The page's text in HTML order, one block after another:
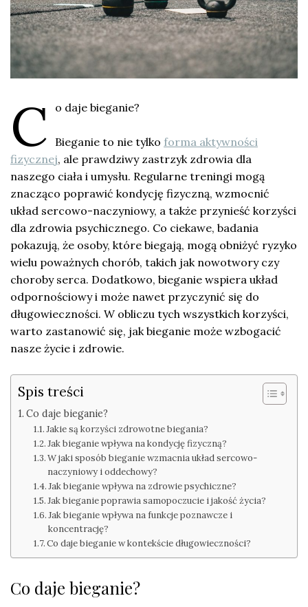
C o daje bieganie?
Bieganie to nie tylko forma aktywności
fizycznej, ale prawdziwy zastrzyk zdrowia dla
naszego ciała i umysłu. Regularne treningi mogą
znacząco poprawić kondycję fizyczną, wzmocnić
układ sercowo-naczyniowy, a także przynieść korzyści
dla zdrowia psychicznego. Co ciekawe, badania
pokazują, że osoby, które biegają, mogą obniżyć ryzyko
wielu poważnych chorób, takich jak nowotwory czy
choroby serca. Dodatkowo, bieganie wspiera układ
odpornościowy i może nawet przyczynić się do
długowieczności. W obliczu tych wszystkich korzyści,
warto zastanowić się, jak bieganie może wzbogacić
nasze życie i zdrowie.
Spis treści
Co daje bieganie?
Jakie są korzyści zdrowotne biegania?
Jak bieganie wpływa na kondycję fizyczną?
W jaki sposób bieganie wzmacnia układ sercowo-
naczyniowy i oddechowy?
Jak bieganie wpływa na zdrowie psychiczne?
Jak bieganie poprawia samopoczucie i jakość życia?
Jak bieganie wpływa na funkcje poznawcze i
koncentrację?
Co daje bieganie w kontekście długowieczności?
Co daje bieganie?